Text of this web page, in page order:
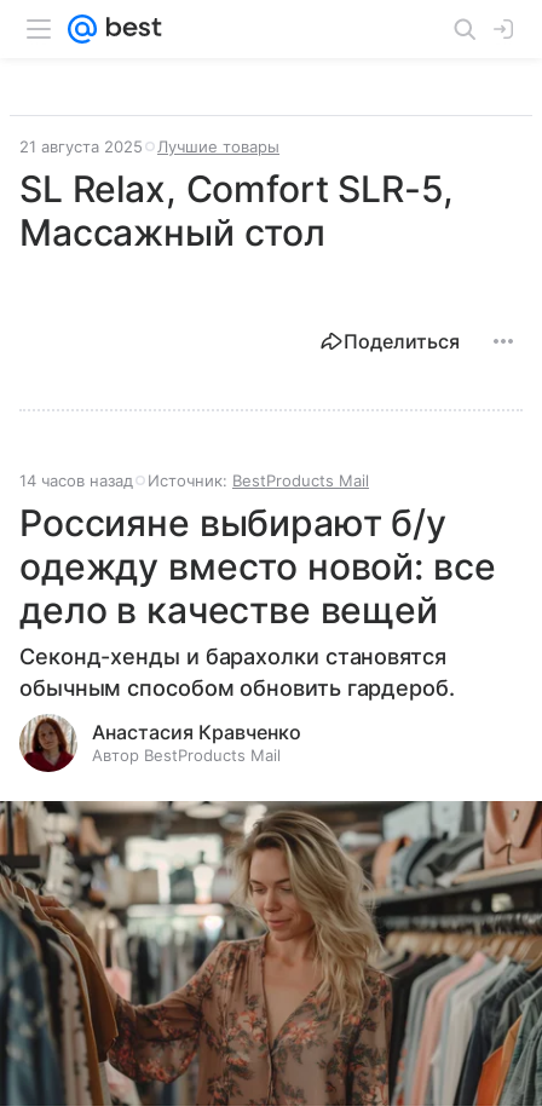
21 августа 2025 Лучшие товары
SL Relax, Comfort SLR-5,
Массажный стол
Поделиться
14 часов назад Источник: BestProducts Mail
Россияне выбирают б/у
одежду вместо новой: все
дело в качестве вещей
Секонд-хенды и барахолки становятся
обычным способом обновить гардероб.
Анастасия Кравченко
Автор BestProducts Mail